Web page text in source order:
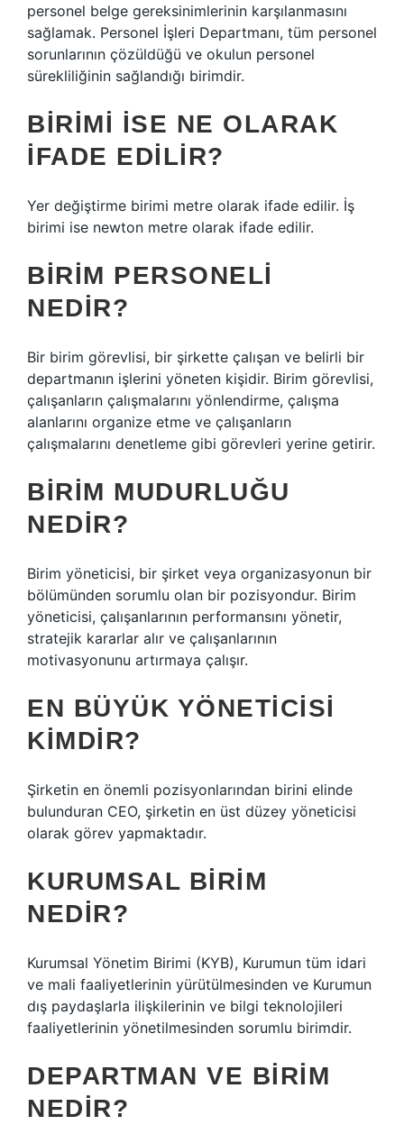
personel belge gereksinimlerinin karşılanmasını
sağlamak. Personel İşleri Departmanı, tüm personel
sorunlarının çözüldüğü ve okulun personel
sürekliliğinin sağlandığı birimdir.
BIRIMI ISE NE OLARAK
IFADE EDILIR?
Yer değiştirme birimi metre olarak ifade edilir. İş
birimi ise newton metre olarak ifade edilir.
BIRIM PERSONELI
NEDIR?
Bir birim görevlisi, bir şirkette çalışan ve belirli bir
departmanın işlerini yöneten kişidir. Birim görevlisi,
çalışanların çalışmalarını yönlendirme, çalışma
alanlarını organize etme ve çalışanların
çalışmalarını denetleme gibi görevleri yerine getirir.
BIRIM MUDURLUĞU
NEDIR?
Birim yöneticisi, bir şirket veya organizasyonun bir
bölümünden sorumlu olan bir pozisyondur. Birim
yöneticisi, çalışanlarının performansını yönetir,
stratejik kararlar alır ve çalışanlarının
motivasyonunu artırmaya çalışır.
EN BÜYÜK YÖNETICISI
KIMDIR?
Şirketin en önemli pozisyonlarından birini elinde
bulunduran CEO, şirketin en üst düzey yöneticisi
olarak görev yapmaktadır.
KURUMSAL BIRIM
NEDIR?
Kurumsal Yönetim Birimi (KYB), Kurumun tüm idari
ve mali faaliyetlerinin yürütülmesinden ve Kurumun
dış paydaşlarla ilişkilerinin ve bilgi teknolojileri
faaliyetlerinin yönetilmesinden sorumlu birimdir.
DEPARTMAN VE BIRIM
NEDIR?